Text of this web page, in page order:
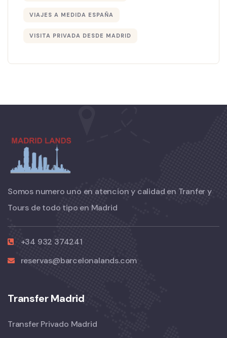
VIAJES A MEDIDA ESPAÑA
VISITA PRIVADA DESDE MADRID
Somos numero uno en atencion y calidad en Tranfer y
Tours de todo tipo en Madrid
+34 932 374241
reservas@barcelonalands.com
Transfer Madrid
Transfer Privado Madrid